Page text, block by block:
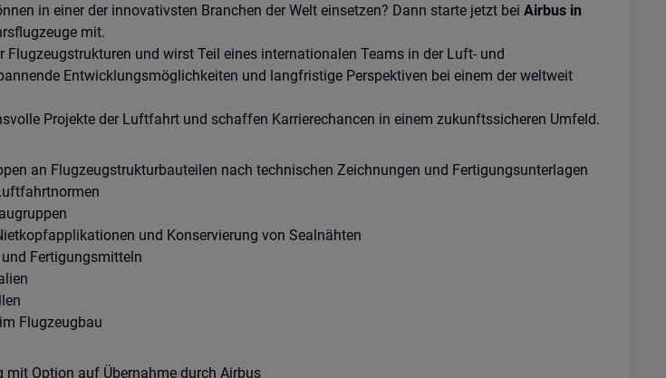
in einer der innovativsten Branchen der Welt einsetzen? Dann starte jetzt bei Airbus in
mit.
und wirst Teil eines internationalen Teams in der Luft- und
Entwicklungsmöglichkeiten und langfristige Perspektiven bei einem der weltweit
Projekte der Luftfahrt und schaffen Karrierechancen in einem zukunftssicheren Umfeld.
an Flugzeugstrukturbauteilen nach technischen Zeichnungen und Fertigungsunterlagen
und Konservierung von Sealnähten
Fertigungsmitteln
Flugzeugbau
mit Option auf Übernahme durch Airbus